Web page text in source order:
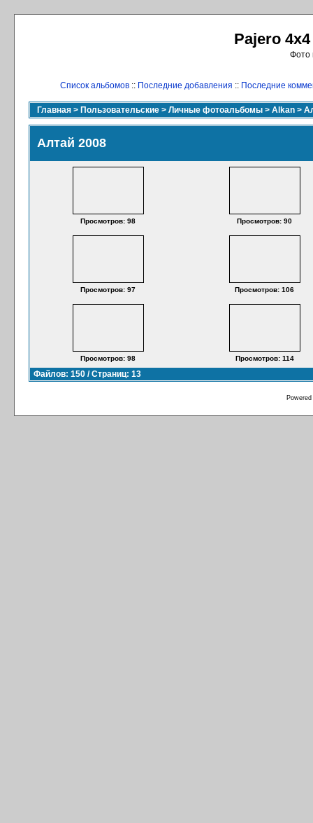
Pajero
Фото
Список альбомов :: Последние добавления :: Последние
Главная > Пользовательские > Личные фотоальбомы > Alkan >
Алтай 2008
Просмотров: 98 Просмотров: 90
Просмотров: 97 Просмотров: 106
Просмотров: 98 Просмотров: 114
Файлов: 150 / Страниц: 13